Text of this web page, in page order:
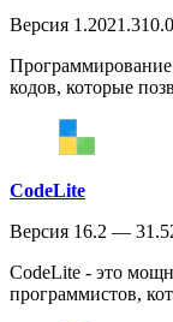
Версия
Программирование
кодов, которые
CodeLite
Версия 16.2 —
CodeLite - это
программистов,